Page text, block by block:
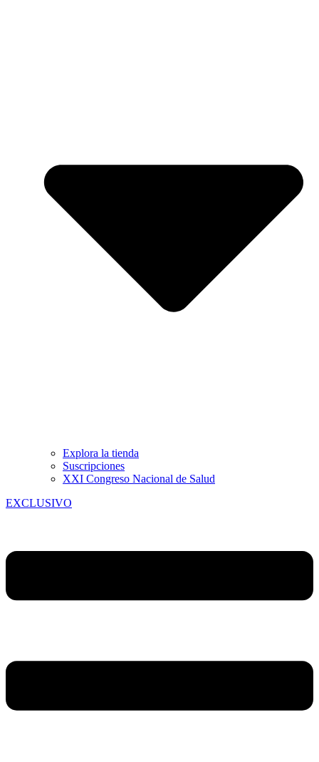
Explora la tienda
Suscripciones
XXI Congreso Nacional de Salud
EXCLUSIVO